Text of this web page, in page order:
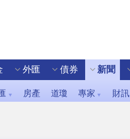
外匯 債券 新聞
▼ 房產 道瓊 專家 ▼ 財訊